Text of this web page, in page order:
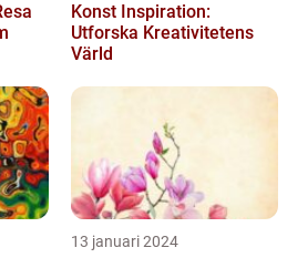
Konst Inspiration:
Utforska Kreativitetens
Värld
13 januari 2024